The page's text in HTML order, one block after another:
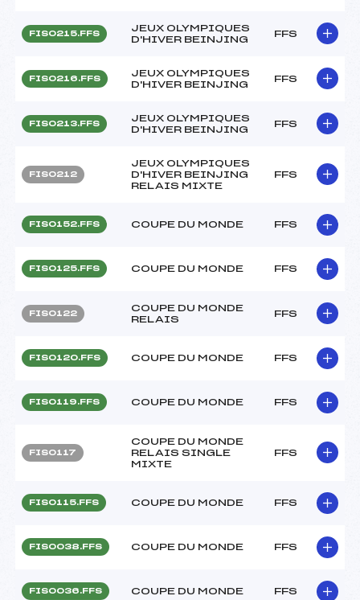
FIS0215.FFS
JEUX OLYMPIQUES
D'HIVER BEINJING
FFS
FIS0216.FFS
JEUX OLYMPIQUES
D'HIVER BEINJING
FFS
FIS0213.FFS
JEUX OLYMPIQUES
D'HIVER BEINJING
FFS
FIS0212
JEUX OLYMPIQUES
D'HIVER BEINJING
RELAIS MIXTE
FFS
FIS0152.FFS COUPE DU MONDE FFS
FIS0125.FFS COUPE DU MONDE FFS
FIS0122
COUPE DU MONDE
RELAIS
FFS
FIS0120.FFS COUPE DU MONDE FFS
FIS0119.FFS COUPE DU MONDE FFS
FIS0117
COUPE DU MONDE
RELAIS SINGLE
MIXTE
FFS
FIS0115.FFS COUPE DU MONDE FFS
FIS0038.FFS COUPE DU MONDE FFS
FIS0036.FFS COUPE DU MONDE FFS